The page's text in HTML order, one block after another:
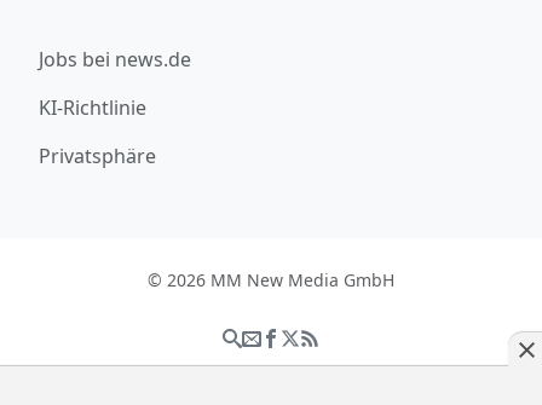
Jobs bei news.de
KI-Richtlinie
Privatsphäre
© 2026 MM New Media GmbH